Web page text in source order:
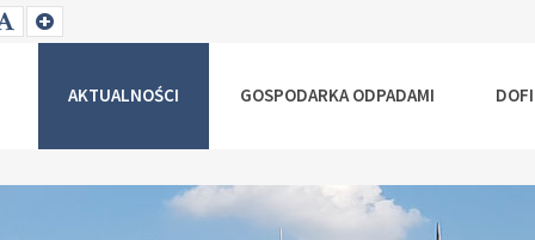
SET
DEFAULT
SET
LARGER
AKTUALNOŚCI GOSPODARKA ODPADAMI